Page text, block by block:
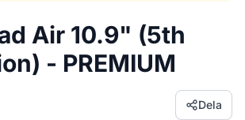
Air 10.9" (5th
- PREMIUM
Dela